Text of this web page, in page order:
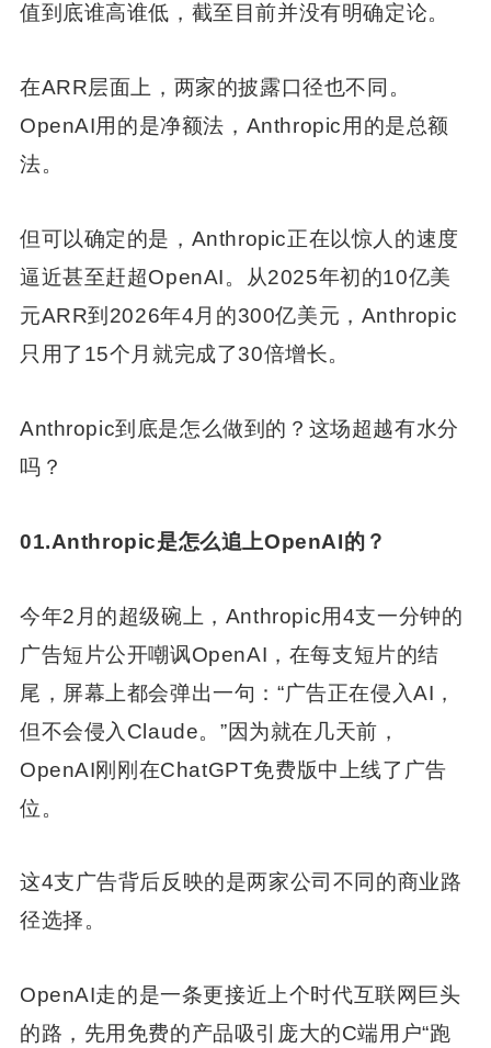
值到底谁高谁低，截至目前并没有明确定论。
在ARR层面上，两家的披露口径也不同。
OpenAI用的是净额法，Anthropic用的是总额
法。
但可以确定的是，Anthropic正在以惊人的速度
逼近甚至赶超OpenAI。从2025年初的10亿美
元ARR到2026年4月的300亿美元，Anthropic
只用了15个月就完成了30倍增长。
Anthropic到底是怎么做到的？这场超越有水分
吗？
01.Anthropic是怎么追上OpenAI的？
今年2月的超级碗上，Anthropic用4支一分钟的
广告短片公开嘲讽OpenAI，在每支短片的结
尾，屏幕上都会弹出一句：“广告正在侵入AI，
但不会侵入Claude。”因为就在几天前，
OpenAI刚刚在ChatGPT免费版中上线了广告
位。
这4支广告背后反映的是两家公司不同的商业路
径选择。
OpenAI走的是一条更接近上个时代互联网巨头
的路，先用免费的产品吸引庞大的C端用户“跑